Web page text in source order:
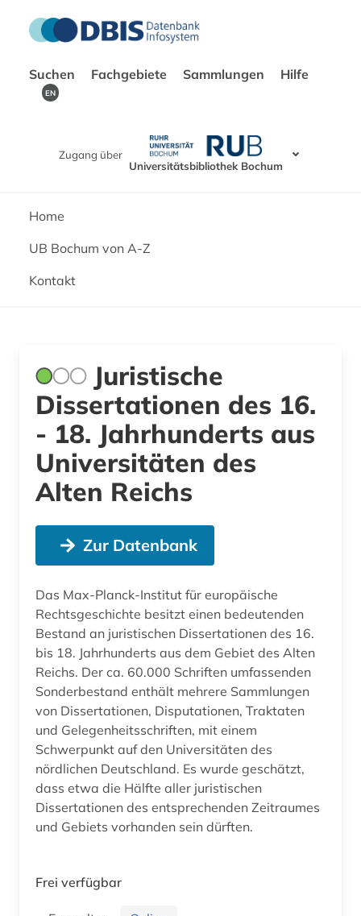
Suchen Fachgebiete Sammlungen Hilfe
EN
Zugang über
Universitätsbibliothek Bochum
Home
UB Bochum von A-Z
Kontakt
Juristische
Dissertationen des 16.
- 18. Jahrhunderts aus
Universitäten des
Alten Reichs
Zur Datenbank
Das Max-Planck-Institut für europäische
Rechtsgeschichte besitzt einen bedeutenden
Bestand an juristischen Dissertationen des 16.
bis 18. Jahrhunderts aus dem Gebiet des Alten
Reichs. Der ca. 60.000 Schriften umfassenden
Sonderbestand enthält mehrere Sammlungen
von Dissertationen, Disputationen, Traktaten
und Gelegenheitsschriften, mit einem
Schwerpunkt auf den Universitäten des
nördlichen Deutschland. Es wurde geschätzt,
dass etwa die Hälfte aller juristischen
Dissertationen des entsprechenden Zeitraumes
und Gebiets vorhanden sein dürften.
Frei verfügbar